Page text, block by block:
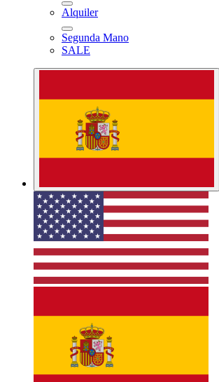
Alquiler
Segunda Mano
SALE